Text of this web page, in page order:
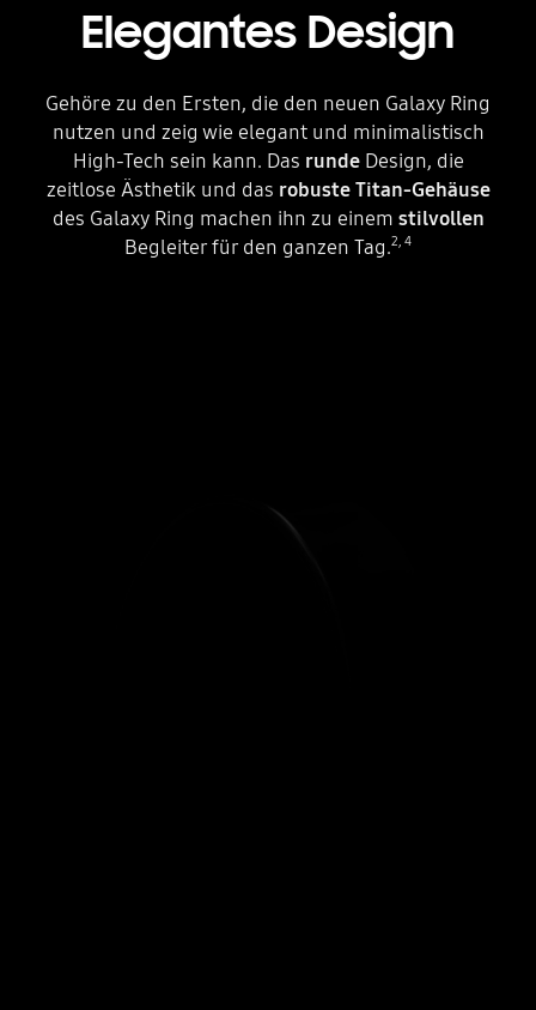
Elegantes Design
Gehöre zu den Ersten, die den neuen Galaxy Ring
nutzen und zeig wie elegant und minimalistisch
High-Tech sein kann. Das rundeDesign, die
zeitlose Ästhetik und das robuste Titan-Gehäuse
des Galaxy Ring machen ihn zu einem stilvollen
Begleiter für den ganzen Tag.2, 4